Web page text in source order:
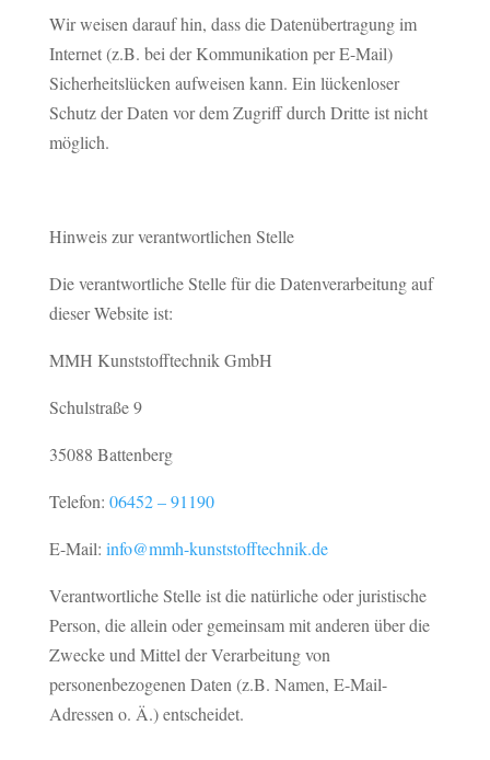
Wir weisen darauf hin, dass die Datenübertragung im
Internet (z.B. bei der Kommunikation per E-Mail)
Sicherheitslücken aufweisen kann. Ein lückenloser
Schutz der Daten vor dem Zugriff durch Dritte ist nicht
möglich.
Hinweis zur verantwortlichen Stelle
Die verantwortliche Stelle für die Datenverarbeitung auf
dieser Website ist:
MMH Kunststofftechnik GmbH
Schulstraße 9
35088 Battenberg
Telefon: 06452 – 91190
E-Mail: info@mmh-kunststofftechnik.de
Verantwortliche Stelle ist die natürliche oder juristische
Person, die allein oder gemeinsam mit anderen über die
Zwecke und Mittel der Verarbeitung von
personenbezogenen Daten (z.B. Namen, E-Mail-
Adressen o. Ä.) entscheidet.